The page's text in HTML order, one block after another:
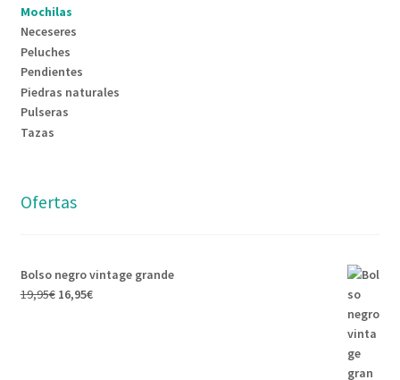
Mochilas
Neceseres
Peluches
Pendientes
Piedras naturales
Pulseras
Tazas
Ofertas
Bolso negro vintage grande
19,95€ 16,95€